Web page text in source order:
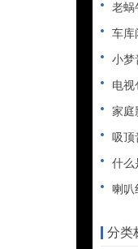
老蜗牛
车库
小梦
电视
家庭影
吸顶音
什么是
喇叭
分类